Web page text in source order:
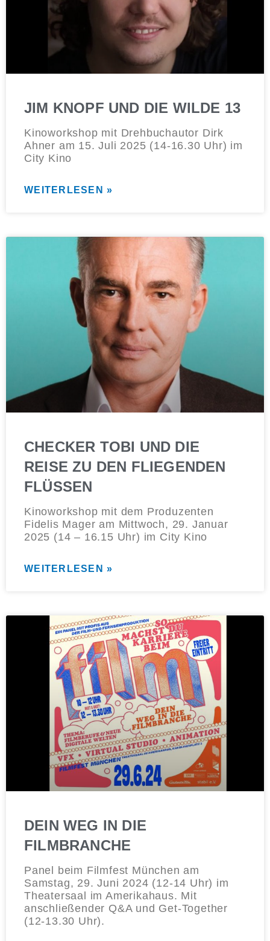
JIM KNOPF UND DIE WILDE 13
Kinoworkshop mit Drehbuchautor Dirk
Ahner am 15. Juli 2025 (14-16.30 Uhr) im
City Kino
WEITERLESEN »
CHECKER TOBI UND DIE
REISE ZU DEN FLIEGENDEN
FLÜSSEN
Kinoworkshop mit dem Produzenten
Fidelis Mager am Mittwoch, 29. Januar
2025 (14 – 16.15 Uhr) im City Kino
WEITERLESEN »
DEIN WEG IN DIE
FILMBRANCHE
Panel beim Filmfest München am
Samstag, 29. Juni 2024 (12-14 Uhr) im
Theatersaal im Amerikahaus. Mit
anschließender Q&A und Get-Together
(12-13.30 Uhr).